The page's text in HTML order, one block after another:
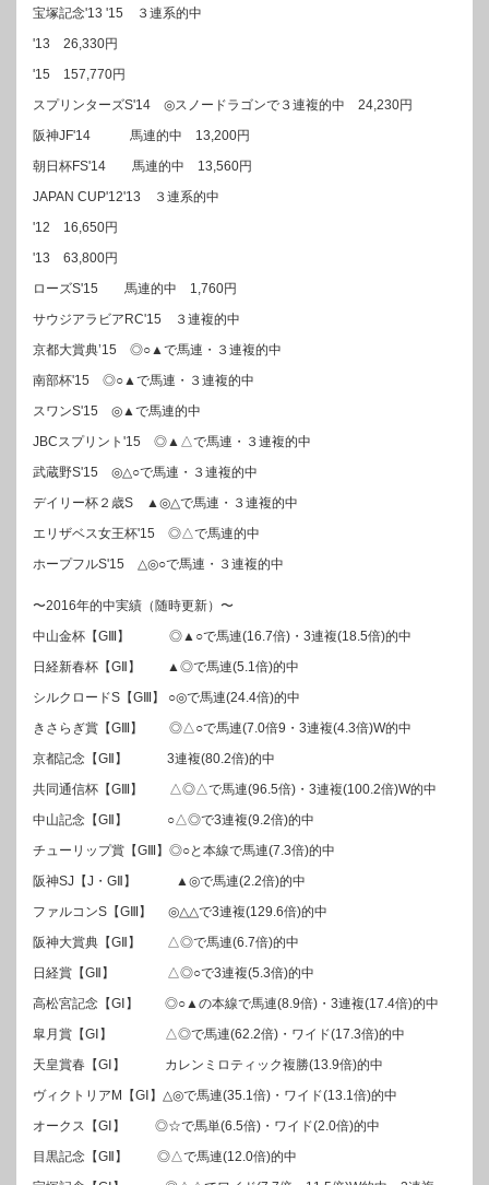
宝塚記念'13 '15 ３連系的中
'13 26,330円
'15 157,770円
スプリンターズS'14 ◎スノードラゴンで３連複的中 24,230円
阪神JF'14 馬連的中 13,200円
朝日杯FS'14 馬連的中 13,560円
JAPAN CUP'12'13 ３連系的中
'12 16,650円
'13 63,800円
ローズS'15 馬連的中 1,760円
サウジアラビアRC'15 ３連複的中
京都大賞典’15 ◎○▲で馬連・３連複的中
南部杯'15 ◎○▲で馬連・３連複的中
スワンS'15 ◎▲で馬連的中
JBCスプリント'15 ◎▲△で馬連・３連複的中
武蔵野S'15 ◎△○で馬連・３連複的中
デイリー杯２歳S ▲◎△で馬連・３連複的中
エリザベス女王杯'15 ◎△で馬連的中
ホープフルS'15 △◎○で馬連・３連複的中
〜2016年的中実績（随時更新）〜
中山金杯【GⅢ】 ◎▲○で馬連(16.7倍)・3連複(18.5倍)的中
日経新春杯【GⅡ】 ▲◎で馬連(5.1倍)的中
シルクロードS【GⅢ】 ○◎で馬連(24.4倍)的中
きさらぎ賞【GⅢ】 ◎△○で馬連(7.0倍9・3連複(4.3倍)W的中
京都記念【GⅡ】 3連複(80.2倍)的中
共同通信杯【GⅢ】 △◎△で馬連(96.5倍)・3連複(100.2倍)W的中
中山記念【GⅡ】 ○△◎で3連複(9.2倍)的中
チューリップ賞【GⅢ】◎○と本線で馬連(7.3倍)的中
阪神SJ【J・GⅡ】 ▲◎で馬連(2.2倍)的中
ファルコンS【GⅢ】 ◎△△で3連複(129.6倍)的中
阪神大賞典【GⅡ】 △◎で馬連(6.7倍)的中
日経賞【GⅡ】 △◎○で3連複(5.3倍)的中
高松宮記念【GⅠ】 ◎○▲の本線で馬連(8.9倍)・3連複(17.4倍)的中
皐月賞【GⅠ】 △◎で馬連(62.2倍)・ワイド(17.3倍)的中
天皇賞春【GⅠ】 カレンミロティック複勝(13.9倍)的中
ヴィクトリアM【GⅠ】△◎で馬連(35.1倍)・ワイド(13.1倍)的中
オークス【GⅠ】 ◎☆で馬単(6.5倍)・ワイド(2.0倍)的中
目黒記念【GⅡ】 ◎△で馬連(12.0倍)的中